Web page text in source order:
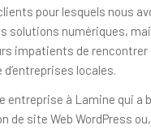
pour lesquels nous
solutions numériques,
impatients de rencontrer
locales.
entreprise à Lamine qui a
de site Web WordPress